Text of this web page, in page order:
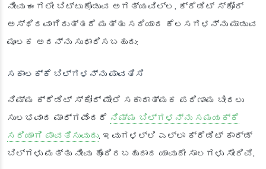
ನೀವು ಈಗಲೇ ಬಿಟ್ಟುಕೊಡುವ ಅಗತ್ಯವಿಲ್ಲ. ಕ್ರೆಡಿಟ್ ಸ್ಕೋರ್
ಅಸ್ಥಿರವಾಗಿರುತ್ತದೆ ಮತ್ತು ಸರಿಯಾದ ಕೆಲಸಗಳನ್ನು ಮಾಡುವ
ಮೂಲಕ ಅದನ್ನು ಸುಧಾರಿಸಬಹುದು:
ಸಕಾಲಕ್ಕೆ ಬಿಲ್‌ಗಳನ್ನು ಪಾವತಿಸಿ
ನಿಮ್ಮ ಕ್ರೆಡಿಟ್ ಸ್ಕೋರ್ ಮೇಲೆ ಸಕಾರಾತ್ಮಕ ಪರಿಣಾಮ ಬೀರಲು
ಸುಲಭವಾದ ಮಾರ್ಗವೆಂದರೆ ನಿಮ್ಮ ಬಿಲ್‌ಗಳನ್ನು ಸಮಯಕ್ಕೆ
ಸರಿಯಾಗಿ ಪಾವತಿಸುವುದು. ಇವುಗಳಲ್ಲಿ ಎಲ್ಲಾ ಕ್ರೆಡಿಟ್ ಕಾರ್ಡ್
ಬಿಲ್‌ಗಳು ಮತ್ತು ನೀವು ಹೊಂದಿರಬಹುದಾದ ಯಾವುದೇ ಸಾಲಗಳು ಸೇರಿವೆ.